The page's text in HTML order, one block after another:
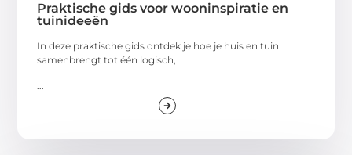
Praktische gids voor wooninspiratie en
tuinideeën
In deze praktische gids ontdek je hoe je huis en tuin
samenbrengt tot één logisch,